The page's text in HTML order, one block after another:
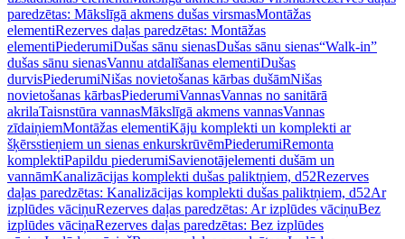
paredzētas: Mākslīgā akmens dušas virsmasMontāžas
elementiRezerves daļas paredzētas: Montāžas
elementiPiederumiDušas sānu sienasDušas sānu sienas“Walk-in”
dušas sānu sienasVannu atdalīšanas elementiDušas
durvisPiederumiNišas novietošanas kārbas dušāmNišas
novietošanas kārbasPiederumiVannasVannas no sanitārā
akrilaTaisnstūra vannasMākslīgā akmens vannasVannas
zīdaiņiemMontāžas elementiKāju komplekti un komplekti ar
šķērsstieņiem un sienas enkurskrūvēmPiederumiRemonta
komplektiPapildu piederumiSavienotājelementi dušām un
vannāmKanalizācijas komplekti dušas paliktņiem, d52Rezerves
daļas paredzētas: Kanalizācijas komplekti dušas paliktņiem, d52Ar
izplūdes vāciņuRezerves daļas paredzētas: Ar izplūdes vāciņuBez
izplūdes vāciņaRezerves daļas paredzētas: Bez izplūdes